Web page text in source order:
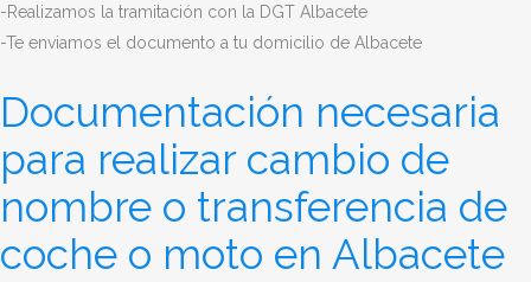
-Realizamos la tramitación con la DGT Albacete
-Te enviamos el documento a tu domicilio de Albacete
Documentación necesaria
para realizar cambio de
nombre o transferencia de
coche o moto en Albacete